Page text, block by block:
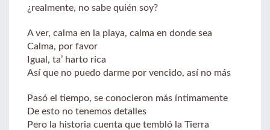
¿realmente, no sabe quién soy?
A ver, calma en la playa, calma en donde sea
Calma, por favor
Igual, ta’ harto rica
Así que no puedo darme por vencido, así no más
Pasó el tiempo, se conocieron más íntimamente
De esto no tenemos detalles
Pero la historia cuenta que tembló la Tierra